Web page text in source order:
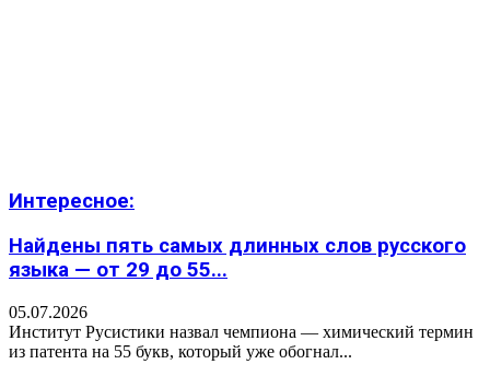
Интересное:
Найдены пять самых длинных слов русского
языка — от 29 до 55...
05.07.2026
Институт Русистики назвал чемпиона — химический термин
из патента на 55 букв, который уже обогнал...